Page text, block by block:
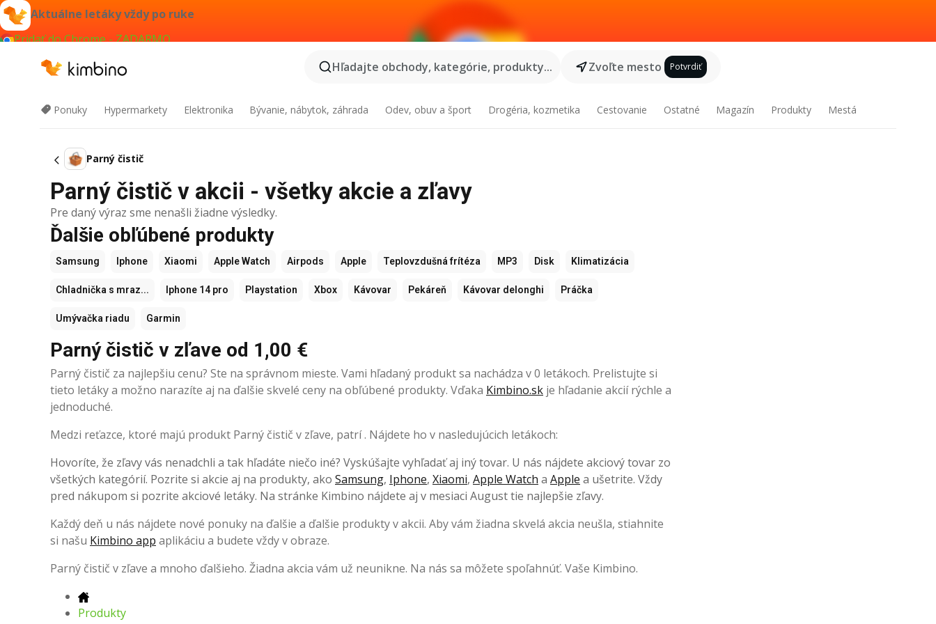
Aktuálne letáky vždy po ruke
Pridať do Chrome - ZADARMO
Hľadajte obchody, kategórie, produkty...
Zvoľte mesto Potvrdiť
Ponuky Hypermarkety Elektronika Bývanie, nábytok, záhrada Odev, obuv a šport Drogéria, kozmetika Cestovanie Ostatné Magazín Produkty Mestá
Parný čistič
Parný čistič v akcii - všetky akcie a zľavy
Pre daný výraz sme nenašli žiadne výsledky.
Ďalšie obľúbené produkty
Samsung Iphone Xiaomi Apple Watch Airpods Apple Teplovzdušná frítéza MP3 Disk Klimatizácia
Chladnička s mraz... Iphone 14 pro Playstation Xbox Kávovar Pekáreň Kávovar delonghi Práčka
Umývačka riadu Garmin
Parný čistič v zľave od 1,00 €
Parný čistič za najlepšiu cenu? Ste na správnom mieste. Vami hľadaný produkt sa nachádza v 0 letákoch. Prelistujte si
tieto letáky a možno narazíte aj na ďalšie skvelé ceny na obľúbené produkty. Vďaka Kimbino.sk je hľadanie akcií rýchle a
jednoduché.
Medzi reťazce, ktoré majú produkt Parný čistič v zľave, patrí . Nájdete ho v nasledujúcich letákoch:
Hovoríte, že zľavy vás nenadchli a tak hľadáte niečo iné? Vyskúšajte vyhľadať aj iný tovar. U nás nájdete akciový tovar zo
všetkých kategórií. Pozrite si akcie aj na produkty, ako Samsung, Iphone, Xiaomi, Apple Watch a Apple a ušetrite. Vždy
pred nákupom si pozrite akciové letáky. Na stránke Kimbino nájdete aj v mesiaci August tie najlepšie zľavy.
Každý deň u nás nájdete nové ponuky na ďalšie a ďalšie produkty v akcii. Aby vám žiadna skvelá akcia neušla, stiahnite
si našu Kimbino app aplikáciu a budete vždy v obraze.
Parný čistič v zľave a mnoho ďalšieho. Žiadna akcia vám už neunikne. Na nás sa môžete spoľahnúť. Vaše Kimbino.
Produkty